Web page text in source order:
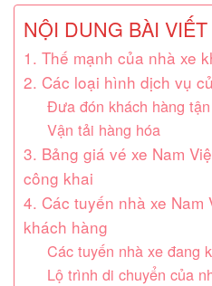
NỘI DUNG BÀI VIẾT
1. Thế mạnh của nhà xe
2. Các loại hình dịch vụ
Đưa đón khách hàng
Vận tải hàng hóa
3. Bảng giá vé xe Nam
công khai
4. Các tuyến nhà xe Nam
khách hàng
Các tuyến nhà xe đang
Lộ trình di chuyển của